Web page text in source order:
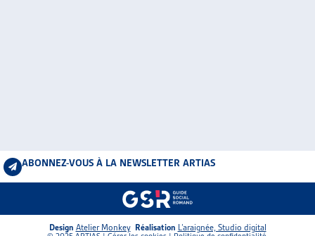
ABONNEZ-VOUS À LA NEWSLETTER ARTIAS
Design Atelier Monkey Réalisation L’araignée, Studio digital